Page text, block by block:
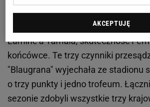
Wybitna interwencja Wojciecha
pierwszej połowie, błysk geniuszu i
Lamine'a Yamala, skuteczność
końcówce. Te trzy czynniki
"Blaugrana" wyjechała ze stadionu
o trzy punkty i jedno trofeum.
sezonie zdobyli wszystkie trzy
AKCEPTUJĘ